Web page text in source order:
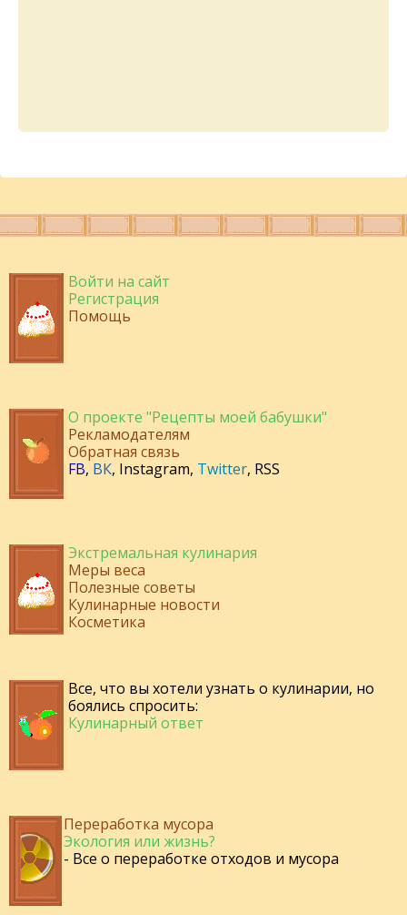
Войти на сайт
Регистрация
Помощь
О проекте "Рецепты моей бабушки"
Рекламодателям
Обратная связь
FB, ВК, Instagram, Twitter, RSS
Экстремальная кулинария
Меры веса
Полезные советы
Кулинарные новости
Косметика
Все, что вы хотели узнать о кулинарии, но
боялись спросить:
Кулинарный ответ
Переработка мусора
Экология или жизнь?
- Все о переработке отходов и мусора